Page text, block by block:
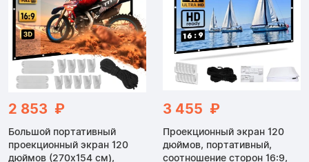
2 853 ₽
Большой портативный
проекционный экран 120
дюймов (270x154 см),
3 455 ₽
Проекционный экран 120
дюймов, портативный,
соотношение сторон 16:9,